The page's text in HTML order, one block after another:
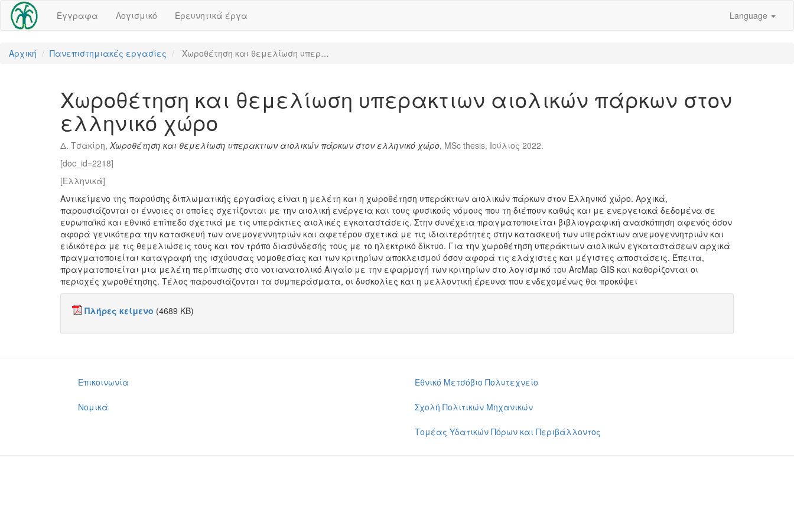
Έγγραφα Λογισμικό Ερευνητικά έργα Language
Αρχική Πανεπιστημιακές εργασίες Χωροθέτηση και θεμελίωση υπερ…
Χωροθέτηση και θεμελίωση υπερακτιων αιολικών πάρκων στον
ελληνικό χώρο
Δ. Τσακίρη, Χωροθέτηση και θεμελίωση υπερακτιων αιολικών πάρκων στον ελληνικό χώρο, MSc thesis, Ιούλιος 2022.
[doc_id=2218]
[Ελληνικά]
Αντικείμενο της παρούσης διπλωματικής εργασίας είναι η μελέτη και η χωροθέτηση υπεράκτιων αιολικών πάρκων στον Ελληνικό χώρο. Αρχικά,
παρουσιάζονται οι έννοιες οι οποίες σχετίζονται με την αιολική ενέργεια και τους φυσικούς νόμους που τη διέπουν καθώς και με ενεργειακά δεδομένα σε
ευρωπαϊκό και εθνικό επίπεδο σχετικά με τις υπεράκτιες αιολικές εγκαταστάσεις. Στην συνέχεια πραγματοποιείται βιβλιογραφική ανασκόπηση αφενός όσον
αφορά γενικότερα την κατασκευή των ανεμογεννητριών και αφετέρου σχετικά με τις ιδιαιτερότητες στην κατασκευή των υπεράκτιων ανεμογεννητριών και
ειδικότερα με τις θεμελιώσεις τους και τον τρόπο διασύνδεσής τους με το ηλεκτρικό δίκτυο. Για την χωροθέτηση υπεράκτιων αιολικών εγκαταστάσεων αρχικά
πραγματοποιείται καταγραφή της ισχύουσας νομοθεσίας και των κριτηρίων αποκλεισμού όσον αφορά τις ελάχιστες και μέγιστες αποστάσεις. Έπειτα,
πραγματοποιείται μια μελέτη περίπτωσης στο νοτιανατολικό Αιγαίο με την εφαρμογή των κριτηρίων στο λογισμικό του ArcMap GIS και καθορίζονται οι
περιοχές χωροθέτησης. Τέλος παρουσιάζονται τα συμπεράσματα, οι δυσκολίες και η μελλοντική έρευνα που ενδεχομένως θα προκύψει
Πλήρες κείμενο (4689 KB)
Επικοινωνία
Νομικά
Εθνικό Μετσόβιο Πολυτεχνείο
Σχολή Πολιτικών Μηχανικών
Τομέας Υδατικών Πόρων και Περιβάλλοντος